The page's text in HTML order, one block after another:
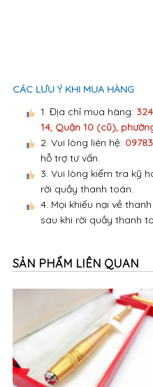
CÁC LƯU Ý KHI MUA HÀNG
1. Địa chỉ mua hàng:
14, Quận 10 (cũ),
2. Vui lòng liên hệ:
hỗ trợ tư vấn.
3. Vui lòng kiểm tra kỹ
rời quầy thanh toán.
4. Mọi khiếu nại về
sau khi rời quầy thanh
SẢN PHẨM LIÊN QUAN